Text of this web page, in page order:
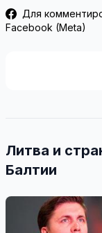
Для
Facebook (Meta)
Литва и
Балтии